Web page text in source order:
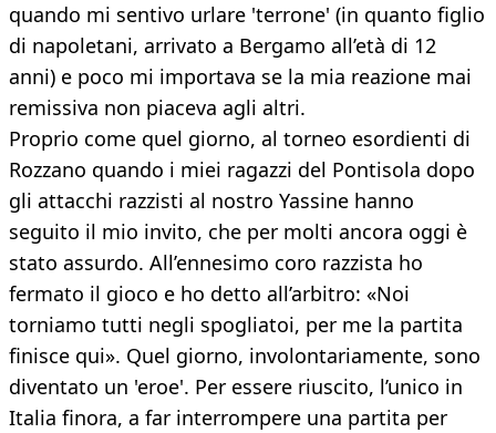
quando mi sentivo urlare 'terrone' (in quanto figlio
di napoletani, arrivato a Bergamo all’età di 12
anni) e poco mi importava se la mia reazione mai
remissiva non piaceva agli altri.
Proprio come quel giorno, al torneo esordienti di
Rozzano quando i miei ragazzi del Pontisola dopo
gli attacchi razzisti al nostro Yassine hanno
seguito il mio invito, che per molti ancora oggi è
stato assurdo. All’ennesimo coro razzista ho
fermato il gioco e ho detto all’arbitro: «Noi
torniamo tutti negli spogliatoi, per me la partita
finisce qui». Quel giorno, involontariamente, sono
diventato un 'eroe'. Per essere riuscito, l’unico in
Italia finora, a far interrompere una partita per